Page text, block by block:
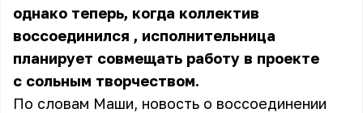
однако теперь, когда коллектив
воссоединился , исполнительница
планирует совмещать работу в проекте
с сольным творчеством.
По словам Маши, новость о воссоединении